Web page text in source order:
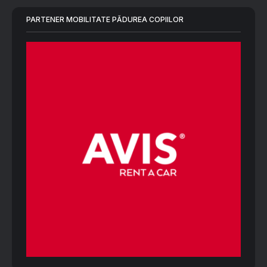
PARTENER MOBILITATE PĂDUREA COPIILOR